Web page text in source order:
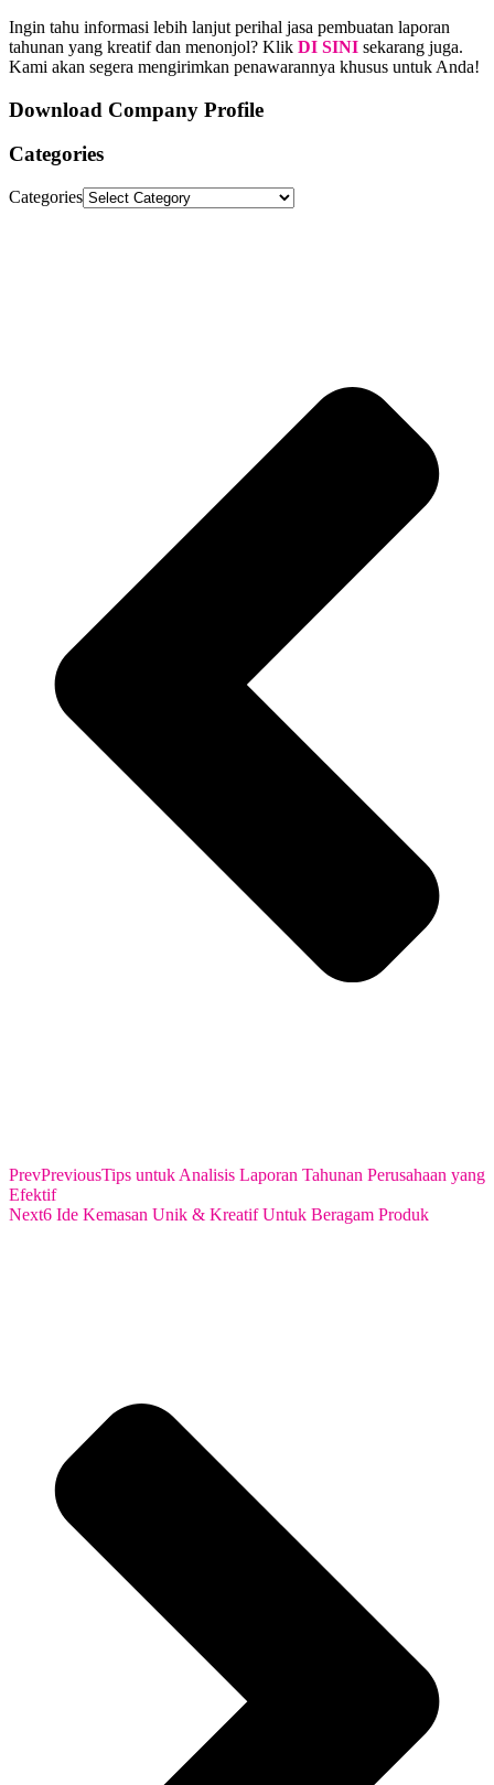
Ingin tahu informasi lebih lanjut perihal jasa pembuatan laporan
tahunan yang kreatif dan menonjol? Klik DI SINI sekarang juga.
Kami akan segera mengirimkan penawarannya khusus untuk Anda!
Download Company Profile
Categories
Categories
PrevPreviousTips untuk Analisis Laporan Tahunan Perusahaan yang
Efektif
Next6 Ide Kemasan Unik & Kreatif Untuk Beragam Produk